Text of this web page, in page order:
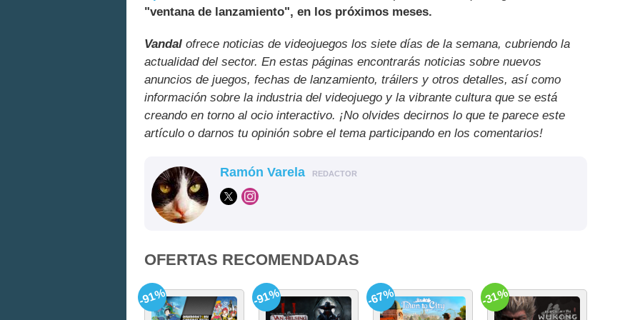
"ventana de lanzamiento", en los próximos meses.
Vandal ofrece noticias de videojuegos los siete días de la semana, cubriendo la
actualidad del sector. En estas páginas encontrarás noticias sobre nuevos
anuncios de juegos, fechas de lanzamiento, tráilers y otros detalles, así como
información sobre la industria del videojuego y la vibrante cultura que se está
creando en torno al ocio interactivo. ¡No olvides decirnos lo que te parece este
artículo o darnos tu opinión sobre el tema participando en los comentarios!
Ramón Varela REDACTOR
OFERTAS RECOMENDADAS
-91% -91% -67% -31%